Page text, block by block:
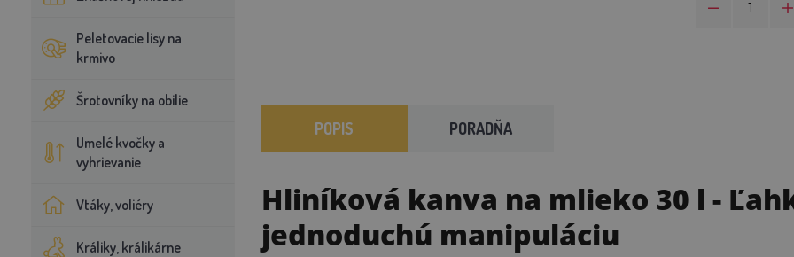
Peletovacie lisy na
krmivo
Šrotovníky na obilie
Umelé kvočky a
vyhrievanie
Vtáky, voliéry
Králiky, králikárne
POPIS PORADŇA
Hliníková kanva na mlieko 30 l -
jednoduchú manipuláciu